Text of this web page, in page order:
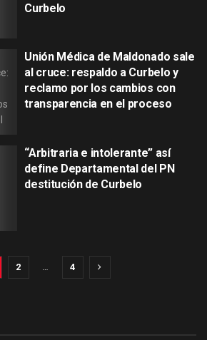
Curbelo
Unión Médica de Maldonado sale
al cruce: respaldo a Curbelo y
reclamo por los cambios con
transparencia en el proceso
“Arbitraria e intolerante” así
define Departamental del PN
destitución de Curbelo
2 4